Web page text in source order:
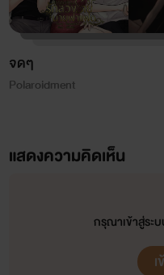
จดๆ
Polaroidment
แสดงความคิดเห็น
กรุณาเข้าสู่ระ